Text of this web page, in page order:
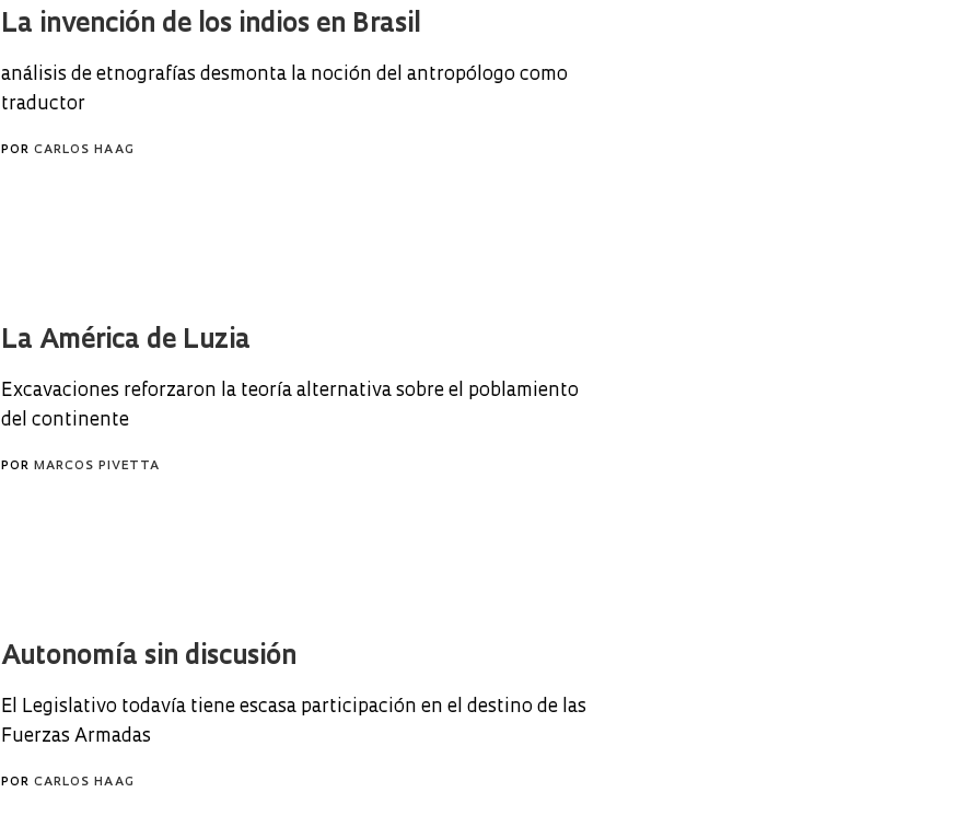
La invención de los indios en Brasil
análisis de etnografías desmonta la noción del antropólogo como
traductor
POR CARLOS HAAG
La América de Luzia
Excavaciones reforzaron la teoría alternativa sobre el poblamiento
del continente
POR MARCOS PIVETTA
Autonomía sin discusión
El Legislativo todavía tiene escasa participación en el destino de las
Fuerzas Armadas
POR CARLOS HAAG